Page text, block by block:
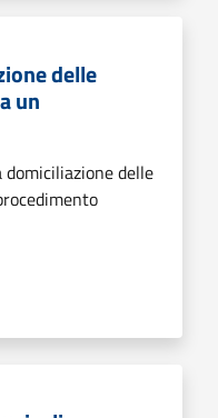
delle
un
domiciliazione delle